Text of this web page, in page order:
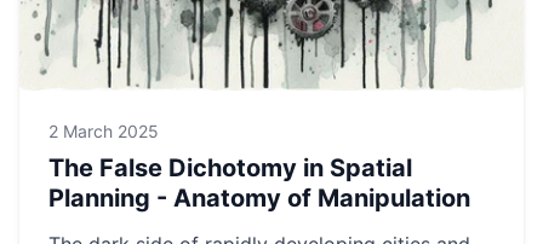
2 March 2025
The False Dichotomy in Spatial
Planning - Anatomy of Manipulation